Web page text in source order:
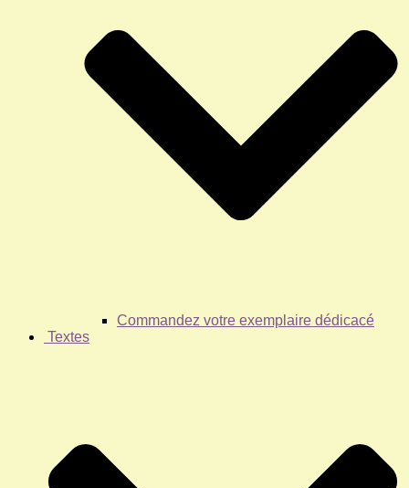
Commandez votre exemplaire dédicacé
Textes